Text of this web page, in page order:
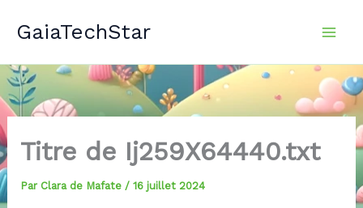
GaiaTechStar
Titre de Ij259X64440.txt
Par Clara de Mafate / 16 juillet 2024